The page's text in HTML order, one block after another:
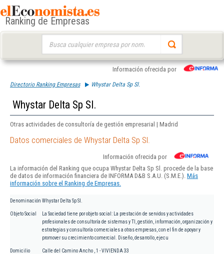
Ranking de Empresas
Información ofrecida por
Directorio Ranking Empresas Whystar Delta Sp Sl.
Whystar Delta Sp Sl.
Otras actividades de consultoría de gestión empresarial | Madrid
Datos comerciales de Whystar Delta Sp Sl.
Información ofrecida por
La información del Ranking que ocupa Whystar Delta Sp Sl. procede de la base
de datos de información financiera de INFORMA D&B S.A.U. (S.M.E.). Más
información sobre el Ranking de Empresas.
Denominación Whystar Delta Sp Sl.
Objeto Social
La Sociedad tiene por objeto social: La prestación de servidos y actividades
profesionales de consultoría de sistemas y TI, gestión, información, organización y
estrategias y consultoría comerciales a otras empresas, con el fin de apoyar y
promover su crecimiento comercial. Diseño, desarrollo, ejecu
Domicilio
Calle del Camino Ancho , 1 - VIVIENDA 33